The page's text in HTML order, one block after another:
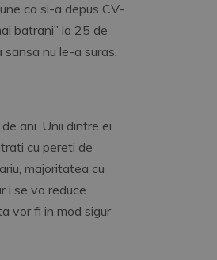
ca si-a depus CV-
batrani” la 25 de
sansa nu le-a suras,
ani. Unii dintre ei
cu pereti de
majoritatea cu
i se va reduce
vor fi in mod sigur